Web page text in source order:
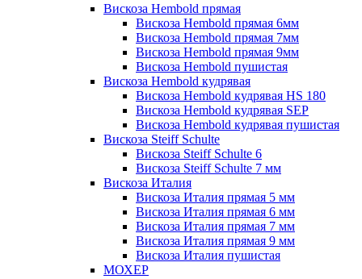
Вискоза Hembold прямая
Вискоза Hembold прямая 6мм
Вискоза Hembold прямая 7мм
Вискоза Hembold прямая 9мм
Вискоза Hembold пушистая
Вискоза Hembold кудрявая
Вискоза Hembold кудрявая HS 180
Вискоза Hembold кудрявая SEP
Вискоза Hembold кудрявая пушистая
Вискоза Steiff Schulte
Вискоза Steiff Schulte 6
Вискоза Steiff Schulte 7 мм
Вискоза Италия
Вискоза Италия прямая 5 мм
Вискоза Италия прямая 6 мм
Вискоза Италия прямая 7 мм
Вискоза Италия прямая 9 мм
Вискоза Италия пушистая
МОХЕР